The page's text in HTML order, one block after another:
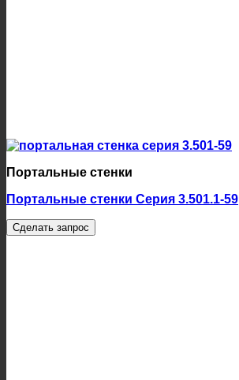
Портальные стенки
Портальные стенки Серия 3.501.1-59
Сделать запрос